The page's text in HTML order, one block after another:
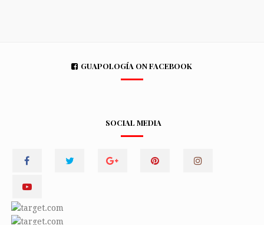
GUAPOLOGÍA ON FACEBOOK
SOCIAL MEDIA